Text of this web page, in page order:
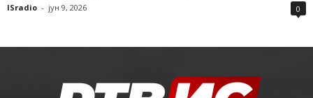
ISradio - јун 9, 2026 0